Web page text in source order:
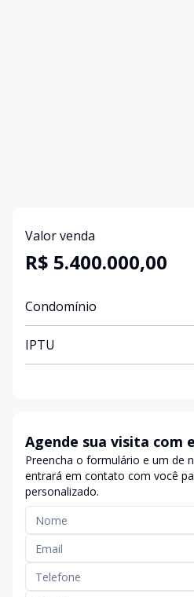
Valor venda
R$ 5.400.000,00
Condomínio
IPTU
Agende sua visita com
Preencha o formulário e um de
entrará em contato com você
personalizado.